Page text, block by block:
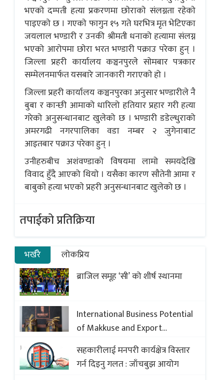
भएको दम्पती हत्या प्रकरणमा छाेराकाे संलग्नता रहेकाे
पाइएकाे छ । गएकाे फागुन १५ गते घरभित्र मृत भेटिएका
जयलाल भण्डारी र उनकी श्रीमती धनाको हत्यामा संलग्न
भएको आराेपमा छाेरा भरत भण्डारी पक्राउ परेका हुन् ।
जिल्ला प्रहरी कार्यालय कञ्चनपुरले साेमबार पत्रकार
सम्मेलनमार्फत यसबारे जानकारी गराएकाे हो ।
जिल्ला प्रहरी कार्यालय कञ्चनपुरका अनुसार भण्डारीले नै
बुबा र कान्छी आमाको धारिलो हतियार प्रहार गरी हत्या
गरेको अनुसन्धानबाट खुलेको छ । भण्डारी डडेल्धुराको
अमरगढी नगरपालिका वडा नम्बर २ जुगेनाबाट
आइतबार पक्राउ परेका हुन् ।
उनीहरुबीच अशंवण्डाको विषयमा लामो समयदेखि
विवाद हुँदै आएको थियाे । यसैका कारण साैतेनी आमा र
बाबुकाे हत्या भएकाे प्रहरी अनुसन्धानबाट खुलेको छ ।
तपाईको प्रतिक्रिया
भर्खरै
लोकप्रिय
ब्राजिल समूह ‘सी’ को शीर्ष स्थानमा
International Business Potential
of Makkuse and Export
Opportunities of Nepali Sweets
with Global Comparison to
Baklava
सहकारीलाई मनपरी कार्यक्षेत्र विस्तार
गर्न दिइनु गलत : जाँचबुझ आयोग